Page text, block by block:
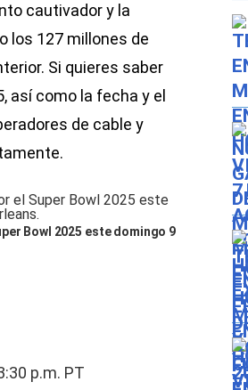
cautivador y la
los 127 millones de
Si quieres saber
así como la fecha y el
de cable y
Bowl 2025 este domingo 9
p.m. PT